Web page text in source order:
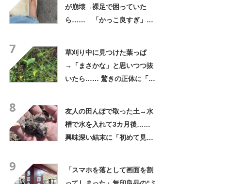
が崩壊→裸足で困っていた
ら…… 「かっこ良すぎ」ま
7
草刈り中に見つけた葉っぱ
→「まさかな」と思いつつ抜
いたら…… 驚きの正体に「お
8
友人の田んぼで取った土→水
槽で水を入れて3カ月後……
興味深い結末に「初めて見
9
「スマホを落として画面を割